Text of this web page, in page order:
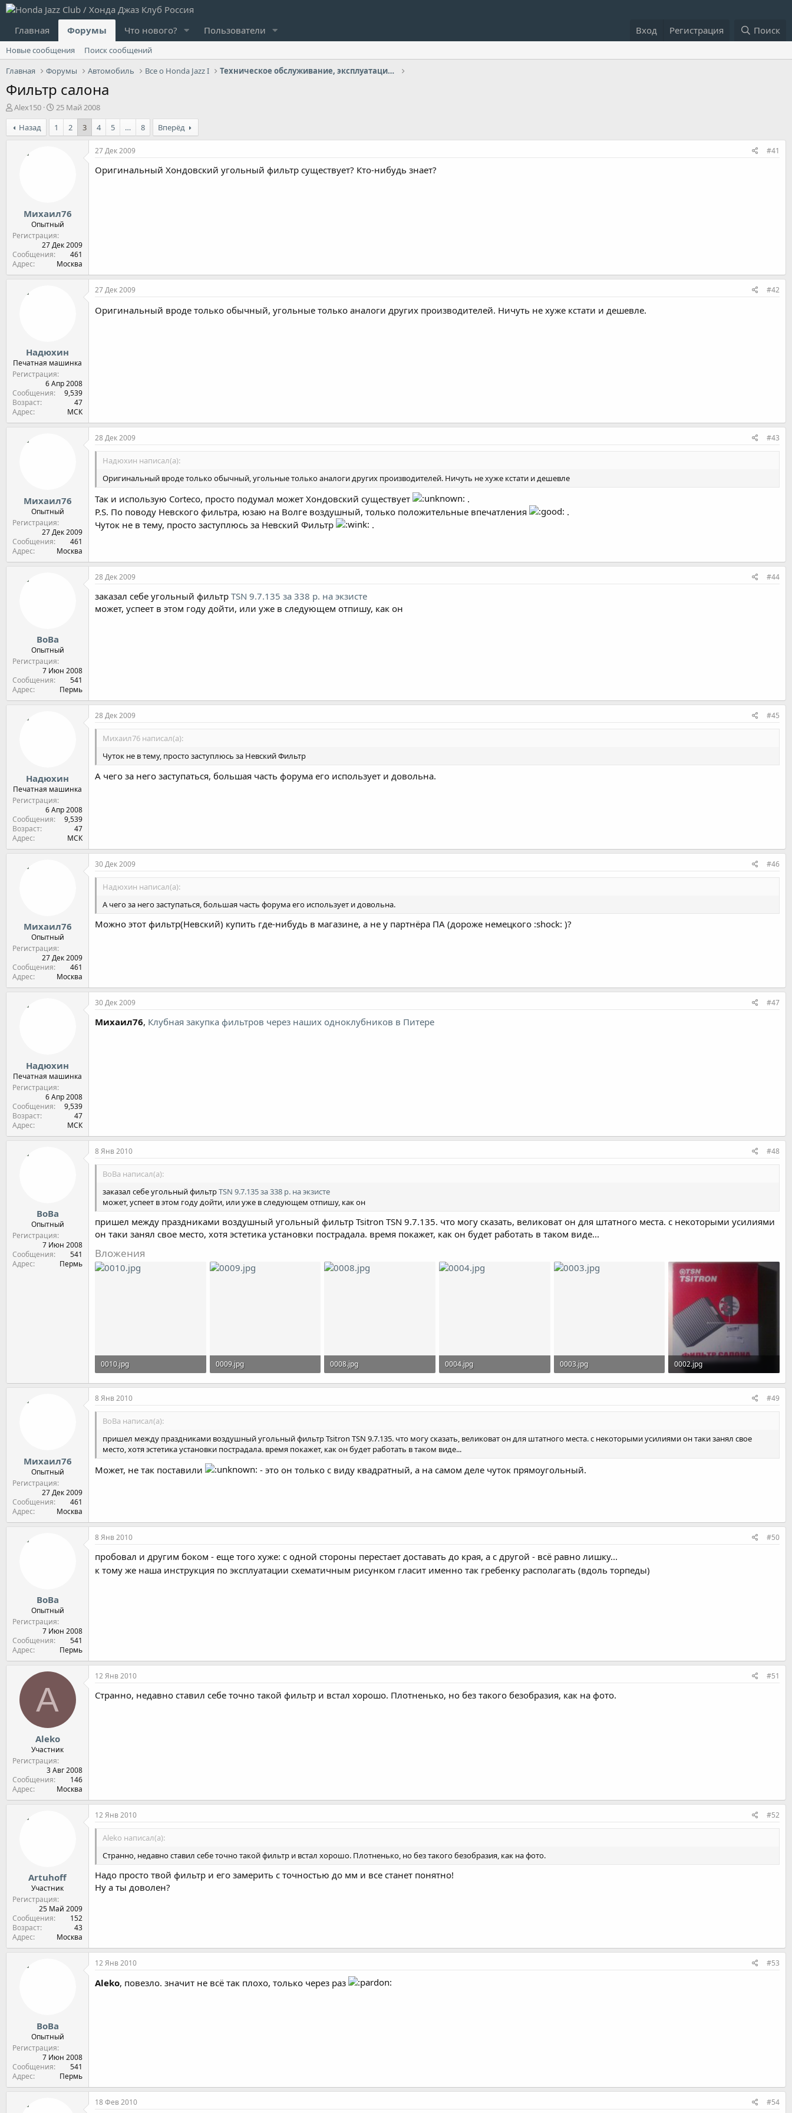
Главная Форумы Что нового? Пользователи Вход Регистрация Поиск
Новые сообщения
Поиск сообщений
Главная
Форумы Автомобиль Все о Honda Jazz I Техническое обслуживание, эксплуатация, ремонт
Фильтр салона
А
в
т
о
Alex150
Д
а
т
а
25 Май 2008
Назад
1 2 3 4 5 … 8 Вперёд
Михаил76
Опытный
Регистрация
27 Дек 2009
Сообщения
461
Адрес
Москва
27 Дек 2009 #41
Оригинальный Хондовский угольный фильтр существует? Кто-нибудь знает?
Надюхин
Печатная машинка
Регистрация
6 Апр 2008
Сообщения
9,539
Возраст
47
Адрес
МСК
27 Дек 2009 #42
Оригинальный вроде только обычный, угольные только аналоги других производителей. Ничуть не хуже кстати и дешевле.
Михаил76
Опытный
Регистрация
27 Дек 2009
Сообщения
461
Адрес
Москва
28 Дек 2009 #43
Надюхин написал(а):
Оригинальный вроде только обычный, угольные только аналоги других производителей. Ничуть не хуже кстати и дешевле
Так и использую Corteco, просто подумал может Хондовский существует
.
P.S. По поводу Невского фильтра, юзаю на Волге воздушный, только положительные впечатления
.
Чуток не в тему, просто заступлюсь за Невский Фильтр
.
ВоВа
Опытный
Регистрация
7 Июн 2008
Сообщения
541
Адрес
Пермь
28 Дек 2009 #44
заказал себе угольный фильтр TSN 9.7.135 за 338 р. на экзисте
может, успеет в этом году дойти, или уже в следующем отпишу, как он
Надюхин
Печатная машинка
Регистрация
6 Апр 2008
Сообщения
9,539
Возраст
47
Адрес
МСК
28 Дек 2009 #45
Михаил76 написал(а):
Чуток не в тему, просто заступлюсь за Невский Фильтр
А чего за него заступаться, большая часть форума его использует и довольна.
Михаил76
Опытный
Регистрация
27 Дек 2009
Сообщения
461
Адрес
Москва
30 Дек 2009 #46
Надюхин написал(а):
А чего за него заступаться, большая часть форума его использует и довольна.
Можно этот фильтр(Невский) купить где-нибудь в магазине, а не у партнёра ПА (дороже немецкого :shock: )?
Надюхин
Печатная машинка
Регистрация
6 Апр 2008
Сообщения
9,539
Возраст
47
Адрес
МСК
30 Дек 2009 #47
Михаил76, Клубная закупка фильтров через наших одноклубников в Питере
ВоВа
Опытный
Регистрация
7 Июн 2008
Сообщения
541
Адрес
Пермь
8 Янв 2010 #48
ВоВа написал(а):
заказал себе угольный фильтрTSN 9.7.135 за 338 р. на экзисте
может, успеет в этом году дойти, или уже в следующем отпишу, как он
пришел между праздниками воздушный угольный фильтр Tsitron TSN 9.7.135. что могу сказать, великоват он для штатного места. с некоторыми усилиями
он таки занял свое место, хотя эстетика установки пострадала. время покажет, как он будет работать в таком виде...
Вложения
0010.jpg
71.7 KB · Просмотры: 2,478
0009.jpg
67.5 KB · Просмотры: 2,499
0008.jpg
66.1 KB · Просмотры: 2,467
0004.jpg
57.6 KB · Просмотры: 2,499
0003.jpg
68.6 KB · Просмотры: 2,473
0002.jpg
59 KB · Просмотры: 2,482
Михаил76
Опытный
Регистрация
27 Дек 2009
Сообщения
461
Адрес
Москва
8 Янв 2010 #49
ВоВа написал(а):
пришел между праздниками воздушный угольный фильтр Tsitron TSN 9.7.135. что могу сказать, великоват он для штатного места. с некоторыми усилиями он таки занял свое
место, хотя эстетика установки пострадала. время покажет, как он будет работать в таком виде...
Может, не так поставили - это он только с виду квадратный, а на самом деле чуток прямоугольный.
ВоВа
Опытный
Регистрация
7 Июн 2008
Сообщения
541
Адрес
Пермь
8 Янв 2010 #50
пробовал и другим боком - еще того хуже: с одной стороны перестает доставать до края, а с другой - всё равно лишку...
к тому же наша инструкция по эксплуатации схематичным рисунком гласит именно так гребенку располагать (вдоль торпеды)
A
Aleko
Участник
Регистрация
3 Авг 2008
Сообщения
146
Адрес
Москва
12 Янв 2010 #51
Странно, недавно ставил себе точно такой фильтр и встал хорошо. Плотненько, но без такого безобразия, как на фото.
Artuhoff
Участник
Регистрация
25 Май 2009
Сообщения
152
Возраст
43
Адрес
Москва
12 Янв 2010 #52
Aleko написал(а):
Странно, недавно ставил себе точно такой фильтр и встал хорошо. Плотненько, но без такого безобразия, как на фото.
Надо просто твой фильтр и его замерить с точностью до мм и все станет понятно!
Ну а ты доволен?
ВоВа
Опытный
Регистрация
7 Июн 2008
Сообщения
541
Адрес
Пермь
12 Янв 2010 #53
Aleko, повезло. значит не всё так плохо, только через раз
18 Фев 2010 #54